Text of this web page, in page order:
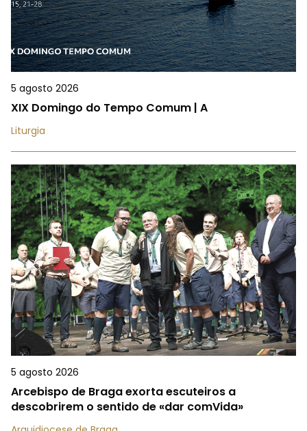
5 agosto 2026
XIX Domingo do Tempo Comum | A
Liturgia
5 agosto 2026
Arcebispo de Braga exorta escuteiros a
descobrirem o sentido de «dar comVida»